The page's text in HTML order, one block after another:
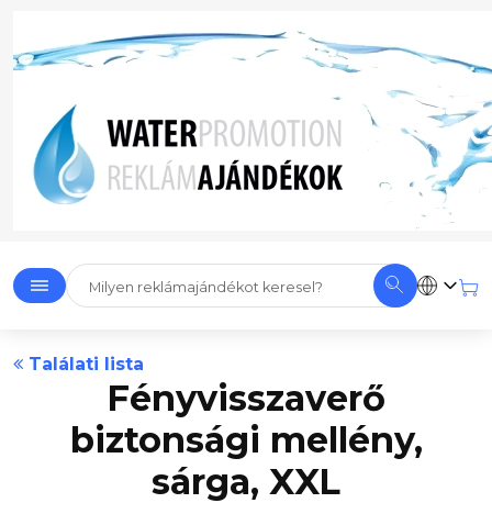
Találati lista
Fényvisszaverő
biztonsági mellény,
sárga, XXL